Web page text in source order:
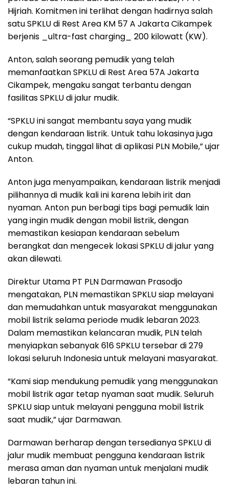
Hijriah. Komitmen ini terlihat dengan hadirnya salah
satu SPKLU di Rest Area KM 57 A Jakarta Cikampek
berjenis _ultra-fast charging_ 200 kilowatt (KW).
Anton, salah seorang pemudik yang telah
memanfaatkan SPKLU di Rest Area 57A Jakarta
Cikampek, mengaku sangat terbantu dengan
fasilitas SPKLU di jalur mudik.
“SPKLU ini sangat membantu saya yang mudik
dengan kendaraan listrik. Untuk tahu lokasinya juga
cukup mudah, tinggal lihat di aplikasi PLN Mobile,” ujar
Anton.
Anton juga menyampaikan, kendaraan listrik menjadi
pilihannya di mudik kali ini karena lebih irit dan
nyaman. Anton pun berbagi tips bagi pemudik lain
yang ingin mudik dengan mobil listrik, dengan
memastikan kesiapan kendaraan sebelum
berangkat dan mengecek lokasi SPKLU di jalur yang
akan dilewati.
Direktur Utama PT PLN Darmawan Prasodjo
mengatakan, PLN memastikan SPKLU siap melayani
dan memudahkan untuk masyarakat menggunakan
mobil listrik selama periode mudik lebaran 2023.
Dalam memastikan kelancaran mudik, PLN telah
menyiapkan sebanyak 616 SPKLU tersebar di 279
lokasi seluruh Indonesia untuk melayani masyarakat.
“Kami siap mendukung pemudik yang menggunakan
mobil listrik agar tetap nyaman saat mudik. Seluruh
SPKLU siap untuk melayani pengguna mobil listrik
saat mudik,” ujar Darmawan.
Darmawan berharap dengan tersedianya SPKLU di
jalur mudik membuat pengguna kendaraan listrik
merasa aman dan nyaman untuk menjalani mudik
lebaran tahun ini.